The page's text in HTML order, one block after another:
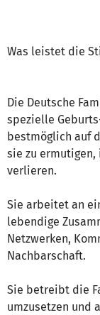
Was leistet die
Die Deutsche
spezielle
bestmöglich auf
sie zu ermutigen,
verlieren.
Sie arbeitet an
lebendige
Netzwerken,
Nachbarschaft.
Sie betreibt die
umzusetzen und